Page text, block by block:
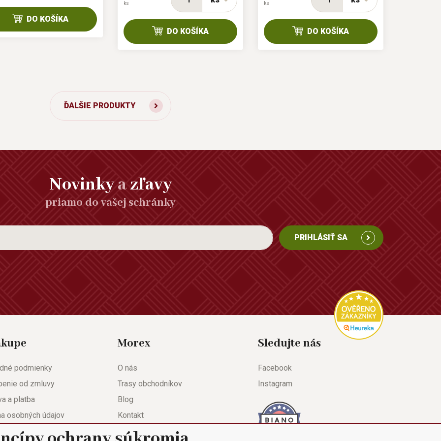
DO KOŠÍKA
ks
DO KOŠÍKA
ks
DO KOŠÍKA
ĎALŠIE PRODUKTY
Novinkyazľavy
priamo do vašej schránky
PRIHLÁSIŤ SA
podmienky
od zmluvy
a platba
osobných údajov
Morex
O nás
Trasy obchodníkov
Blog
Kontakt
Nastavenie súkromia
Sledujte nás
Facebook
Instagram